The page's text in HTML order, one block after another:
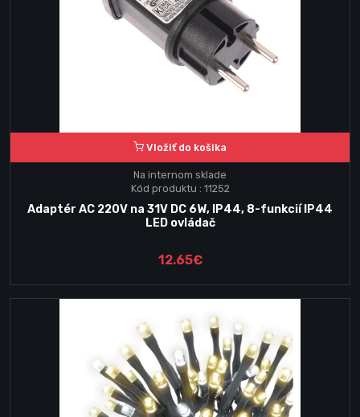
Vložiť do košika
Na internom sklade
Kód produktu : 11252
Adaptér AC 220V na 31V DC 6W, IP44, 8-funkcií IP44
LED ovládač
12.65€